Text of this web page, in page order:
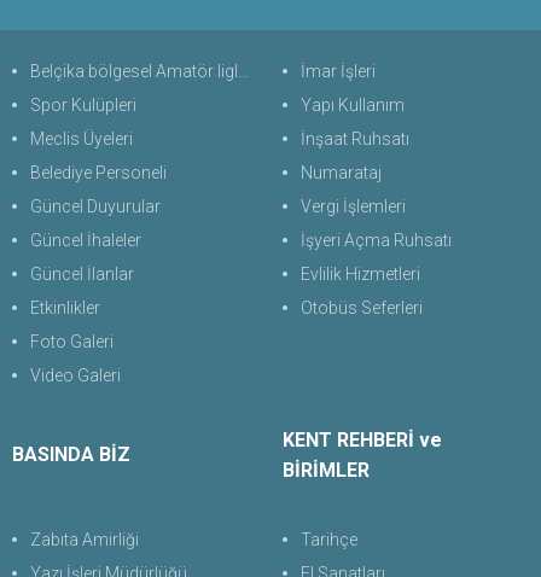
Belçika bölgesel Amatör liglerde Türk futbol takımları
Spor Kulüpleri
Meclis Üyeleri
Belediye Personeli
Güncel Duyurular
Güncel İhaleler
Güncel İlanlar
Etkinlikler
Foto Galeri
Video Galeri
İmar İşleri
Yapı Kullanım
İnşaat Ruhsatı
Numarataj
Vergi İşlemleri
İşyeri Açma Ruhsatı
Evlilik Hizmetleri
Otobüs Seferleri
BASINDA BİZ
Zabıta Amirliği
Yazı İşleri Müdürlüğü
KENT REHBERİ ve
BİRİMLER
Tarihçe
El Sanatları